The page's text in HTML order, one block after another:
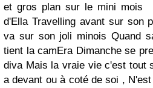
et gros plan sur le mini mois
d'Ella Travelling avant sur son
va sur son joli minois Quand
tient la camEra Dimanche se
diva Mais la vraie vie c'est tout
a devant ou à coté de soi ,